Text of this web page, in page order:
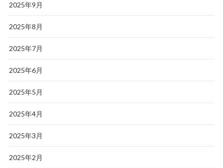
2025年9月
2025年8月
2025年7月
2025年6月
2025年5月
2025年4月
2025年3月
2025年2月